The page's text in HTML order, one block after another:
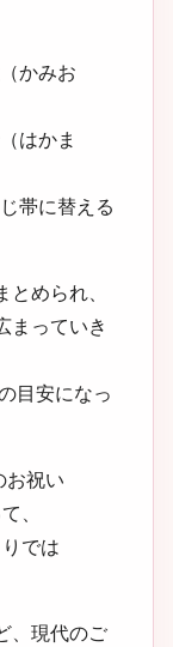
かみお
はかま
帯に替える
められ、
まっていき
目安になっ
お祝い
、
では
、現代のご